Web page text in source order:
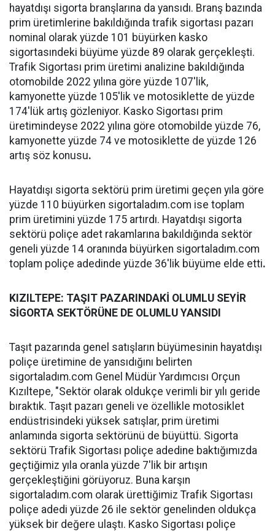
hayatdışı sigorta branşlarına da yansıdı. Branş bazında
prim üretimlerine bakıldığında trafik sigortası pazarı
nominal olarak yüzde 101 büyürken kasko
sigortasındeki büyüme yüzde 89 olarak gerçekleşti.
Trafik Sigortası prim üretimi analizine bakıldığında
otomobilde 2022 yılına göre yüzde 107'lik,
kamyonette yüzde 105'lik ve motosiklette de yüzde
174'lük artış gözleniyor. Kasko Sigortası prim
üretimindeyse 2022 yılına göre otomobilde yüzde 76,
kamyonette yüzde 74 ve motosiklette de yüzde 126
artış söz konusu.
Hayatdışı sigorta sektörü prim üretimi geçen yıla göre
yüzde 110 büyürken sigortaladım.com ise toplam
prim üretimini yüzde 175 artırdı. Hayatdışı sigorta
sektörü poliçe adet rakamlarına bakıldığında sektör
geneli yüzde 14 oranında büyürken sigortaladım.com
toplam poliçe adedinde yüzde 36'lik büyüme elde etti.
KIZILTEPE: TAŞIT PAZARINDAKİ OLUMLU SEYİR
SİGORTA SEKTÖRÜNE DE OLUMLU YANSIDI
Taşıt pazarında genel satışların büyümesinin hayatdışı
poliçe üretimine de yansıdığını belirten
sigortaladım.com Genel Müdür Yardımcısı Orçun
Kızıltepe, "Sektör olarak oldukçe verimli bir yılı geride
bıraktık. Taşıt pazarı geneli ve özellikle motosiklet
endüstrisindeki yüksek satışlar, prim üretimi
anlamında sigorta sektörünü de büyüttü. Sigorta
sektörü Trafik Sigortası poliçe adedine baktığımızda
geçtiğimiz yıla oranla yüzde 7'lik bir artışın
gerçekleştiğini görüyoruz. Buna karşın
sigortaladım.com olarak ürettiğimiz Trafik Sigortası
poliçe adedi yüzde 26 ile sektör genelinden oldukça
yüksek bir değere ulaştı. Kasko Sigortası poliçe